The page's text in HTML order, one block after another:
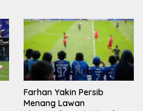
Farhan Yakin Persib
Menang Lawan